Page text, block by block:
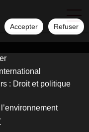
Accepter Refuser
: Droit et politique